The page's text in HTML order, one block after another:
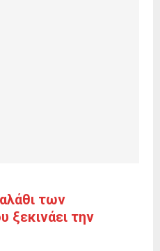
των
ξεκινάει την